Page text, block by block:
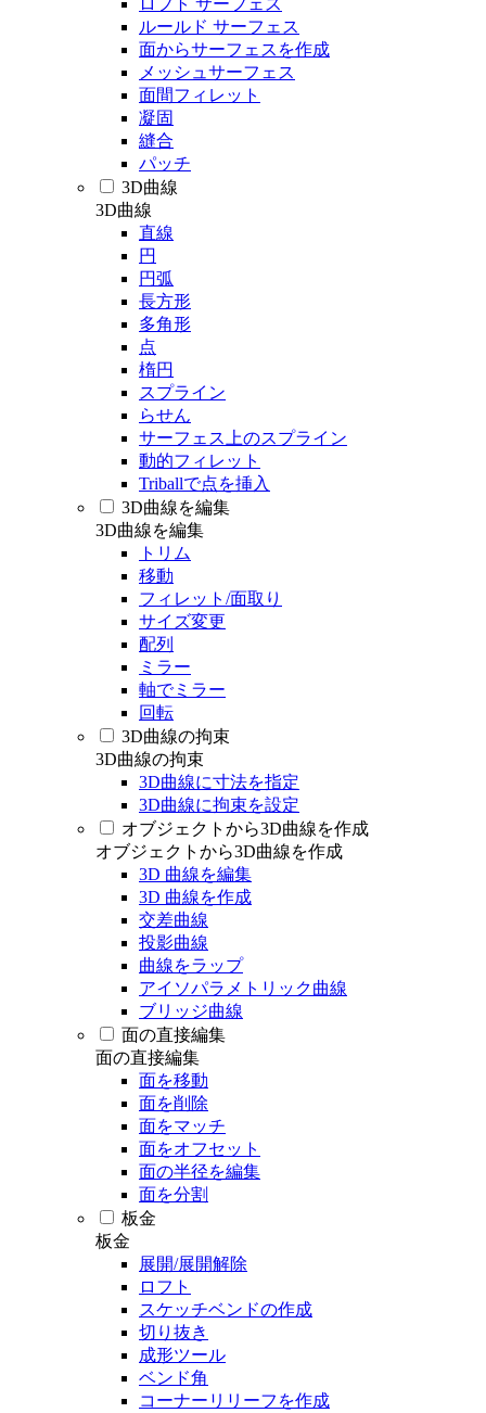
ロフト サーフェス
ルールド サーフェス
面からサーフェスを作成
メッシュサーフェス
面間フィレット
凝固
縫合
パッチ
3D曲線
3D曲線
直線
円
円弧
長方形
多角形
点
楕円
スプライン
らせん
サーフェス上のスプライン
動的フィレット
Triballで点を挿入
3D曲線を編集
3D曲線を編集
トリム
移動
フィレット/面取り
サイズ変更
配列
ミラー
軸でミラー
回転
3D曲線の拘束
3D曲線の拘束
3D曲線に寸法を指定
3D曲線に拘束を設定
オブジェクトから3D曲線を作成
オブジェクトから3D曲線を作成
3D 曲線を編集
3D 曲線を作成
交差曲線
投影曲線
曲線をラップ
アイソパラメトリック曲線
ブリッジ曲線
面の直接編集
面の直接編集
面を移動
面を削除
面をマッチ
面をオフセット
面の半径を編集
面を分割
板金
板金
展開/展開解除
ロフト
スケッチベンドの作成
切り抜き
成形ツール
ベンド角
コーナーリリーフを作成